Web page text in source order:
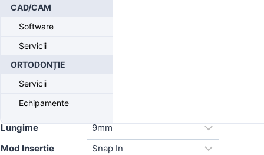
CAD/CAM
Software
Servicii
ORTODONȚIE
Servicii
Echipamente
Produse disponibile doar pentru medici
screw-mounted/snap-in, Ø 3.3-5mm, L 7-16mm
Diametru
Lungime
Mod Insertie